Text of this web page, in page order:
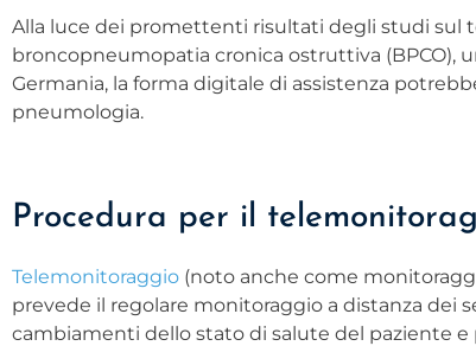
Alla luce dei promettenti risultati degli studi sul
broncopneumopatia cronica ostruttiva (BPCO),
Germania, la forma digitale di assistenza
pneumologia.
Procedura per il
Telemonitoraggio (noto anche come
prevede il regolare monitoraggio a distanza dei
cambiamenti dello stato di salute del paziente